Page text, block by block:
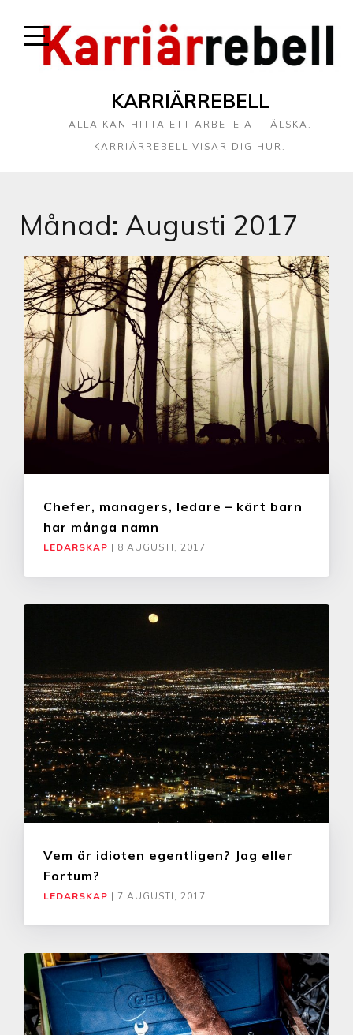
KARRIÄRREBELL
ALLA KAN HITTA ETT ARBETE ATT ÄLSKA.
KARRIÄRREBELL VISAR DIG HUR.
Månad: Augusti 2017
Chefer, managers, ledare – kärt barn
har många namn
LEDARSKAP | 8 AUGUSTI, 2017
Vem är idioten egentligen? Jag eller
Fortum?
LEDARSKAP | 7 AUGUSTI, 2017